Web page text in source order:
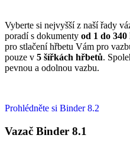
Vyberte si nejvyšší z naší řady
poradí s dokumenty od 1 do 340
pro stlačení hřbetu Vám pro
pouze v 5 šířkách hřbetů.
pevnou a odolnou vazbu.
Prohlédněte si Binder 8.2
Vazač Binder 8.1